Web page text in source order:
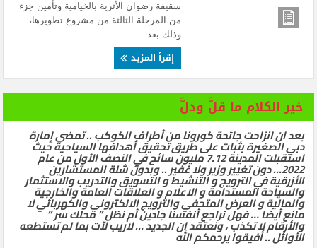
سقيفة رضوان الأثرية بالخيامية وتأمين جزء
من المرحلة الثالثة من مشروع تطويرها،
وذلك بعد ...
إقرأ المزيد
خير الكلام ما قلَّ ودلَّ
بعد ان انزاحت جائحة كورونا من أطراف الكوكب .. تمضي إمارة
دبي الصغيرة بثبات على طريق تحقيق أهدافها السياحية حيث
استقبلت المدينة 7.12 مليون سائح في النصف الأول من عام
2022… دون تغيير وزير ولا غفير .. وبدون شلة المستشارين
الأزرقية في الترويج و التنشيط و التسويق والتدريب والاستثمار
والسياحة المستدامة و الاعلام و العلاقات العامة والخارجية
والمالية و العرض المتحفي والترويج الالكتروني والكهربائي لا
مانع أيضا … فهل نراجع أنفسنا جادين أم نظل ” محلك سر ”
والأرقام لا تكذب ، ونعتقد ان الجديد … لاريب لآت بما لم تستطعه
الأوائل .. أفيقوا يرحمكم الله